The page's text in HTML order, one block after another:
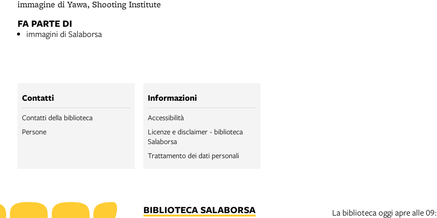
immagine di Yawa, Shooting Institute
FA PARTE DI
immagini di Salaborsa
Contatti
Contatti della biblioteca
Persone
Informazioni
Accessibilità
Licenze e disclaimer - biblioteca
Salaborsa
Trattamento dei dati personali
BIBLIOTECA SALABORSA
La biblioteca oggi apre alle